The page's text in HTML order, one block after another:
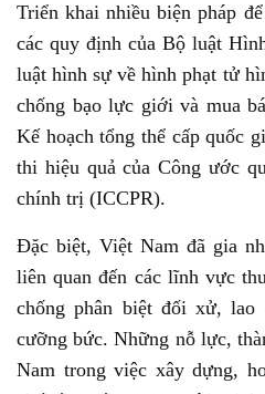
Triển khai nhiều biện pháp
các quy định của Bộ luật
luật hình sự về hình phạt tử
chống bạo lực giới và mua
Kế hoạch tổng thể cấp quốc
thi hiệu quả của Công ước
chính trị (ICCPR).
Đặc biệt, Việt Nam đã gia
liên quan đến các lĩnh vực
chống phân biệt đối xử, lao
cưỡng bức. Những nỗ lực,
Nam trong việc xây dựng,